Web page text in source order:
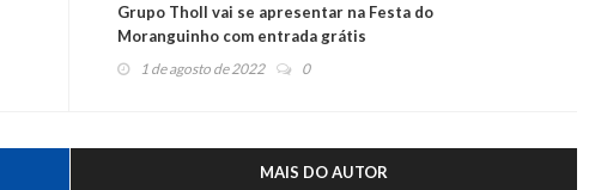
Grupo Tholl vai se apresentar na Festa do
Moranguinho com entrada grátis
1 de agosto de 2022 0
MAIS DO AUTOR